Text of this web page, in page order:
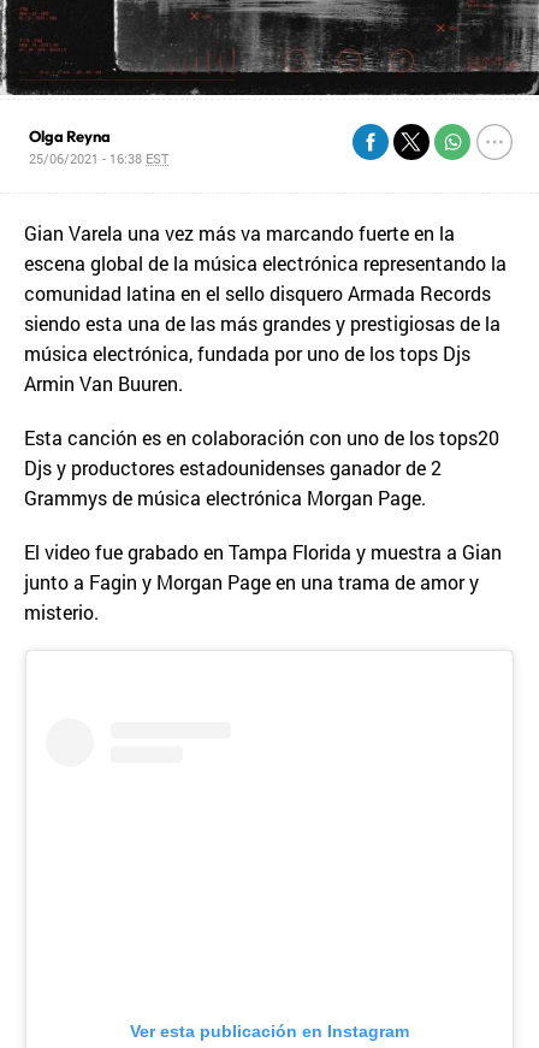
Olga Reyna
25/06/2021 - 16:38 EST
Gian Varela una vez más va marcando fuerte en la
escena global de la música electrónica representando la
comunidad latina en el sello disquero Armada Records
siendo esta una de las más grandes y prestigiosas de la
música electrónica, fundada por uno de los tops Djs
Armin Van Buuren.
Esta canción es en colaboración con uno de los tops20
Djs y productores estadounidenses ganador de 2
Grammys de música electrónica Morgan Page.
El video fue grabado en Tampa Florida y muestra a Gian
junto a Fagin y Morgan Page en una trama de amor y
misterio.
Ver esta publicación en Instagram